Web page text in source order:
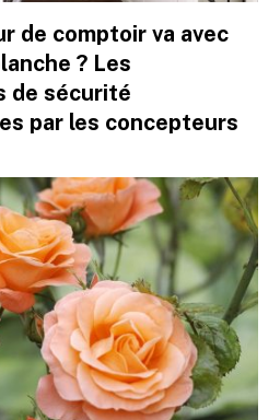
de comptoir va avec
? Les
de sécurité
par les concepteurs